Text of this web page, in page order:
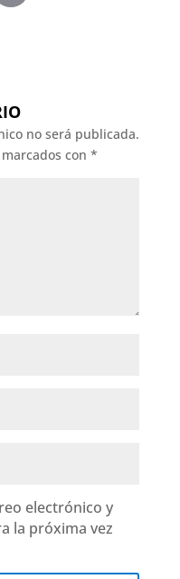
no será publicada.
con *
electrónico y
la próxima vez